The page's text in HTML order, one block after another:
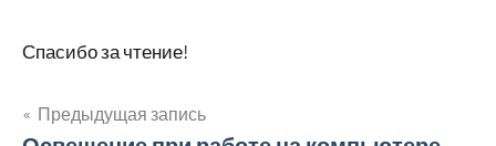
Спасибо за чтение!
Предыдущая запись